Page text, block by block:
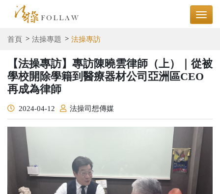
首頁 法操專題 法操專訪
【法操專訪】專訪陳曉雲律師（上）｜從被
學校開除學籍到醫療器材公司亞洲區CEO
再成為律師
2024-04-12 法操司想傳媒